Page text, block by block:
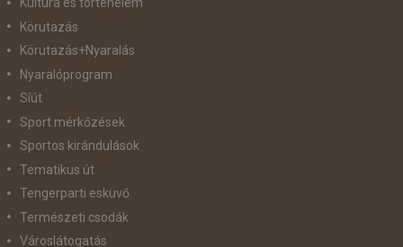
Körutazás
Körutazás+Nyaralás
Nyaralóprogram
Síút
Sport mérkőzések
Sportos kirándulások
Tematikus út
Tengerparti esküvő
Természeti csodák
Városlátogatás